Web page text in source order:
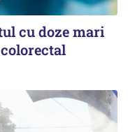
cu doze mari